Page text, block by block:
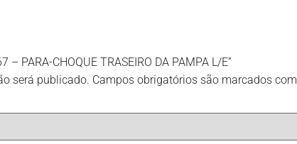
PARA-CHOQUE TRASEIRO DA PAMPA L/E”
será publicado. Campos obrigatórios são marcados com